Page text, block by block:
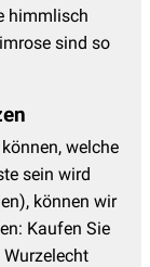
himmlisch
sind so
welche
sein wird
können wir
Kaufen Sie